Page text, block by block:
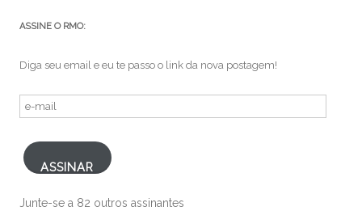
ASSINE O RMO:
Diga seu email e eu te passo o link da nova postagem!
e-
ASSINAR
Junte-se a 82 outros assinantes